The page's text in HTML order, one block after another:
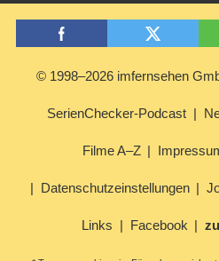
© 1998–2026 imfernsehen
SerienChecker-Podcast
Filme A–Z
Datenschutzeinstellungen
Links Facebook